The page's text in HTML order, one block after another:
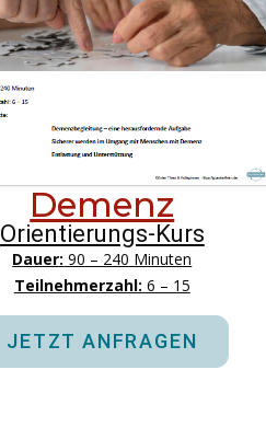
Demenz
Orientierungs-Kurs
Dauer: 90 – 240 Minuten
Teilnehmerzahl: 6 – 15
JETZT ANFRAGEN